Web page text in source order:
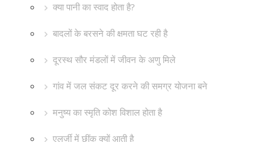
क्या पानी का स्वाद होता है?
बादलों के बरसने की क्षमता घट रही है
दूरस्थ सौर मंडलों में जीवन के अणु मिले
गांव में जल संकट दूर करने की समग्र योजना बने
मनुष्य का स्मृति कोश विशाल होता है
एलर्जी में छींक क्यों आती है